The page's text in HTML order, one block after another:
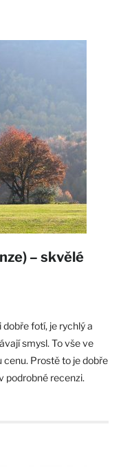
– skvělé
fotí, je rychlý a
smysl. To vše ve
Prostě to je dobře
podrobné recenzi.